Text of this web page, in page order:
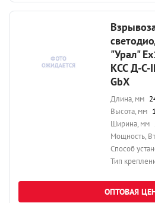
"Урал"
КСС Д-С-
GbX
Длина, мм
Высота, мм
Ширина, мм
Мощность, Вт
Способ
Тип
ОПТОВАЯ